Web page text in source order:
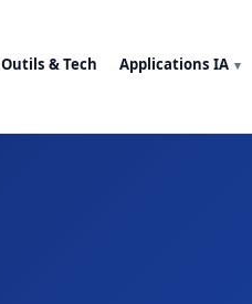
Outils & Tech Applications IA